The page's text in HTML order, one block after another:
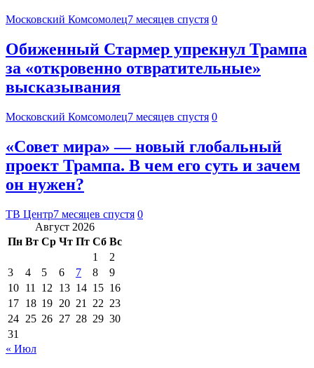
Московский Комсомолец7 месяцев спустя 0
Обиженный Стармер упрекнул Трампа
за «откровенно отвратительные»
высказывания
Московский Комсомолец7 месяцев спустя 0
«Совет мира» — новый глобальный
проект Трампа. В чем его суть и зачем
он нужен?
ТВ Центр7 месяцев спустя 0
Август 2026
Пн Вт Ср Чт Пт Сб Вс
1
2
3
4 5 6 7 8
9
10 11 12 13 14 15 16
17 18 19 20 21 22 23
24 25 26 27 28 29 30
31
« Июл